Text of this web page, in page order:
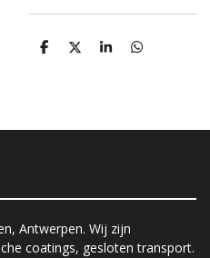
D
D
S
D
Antwerpen. Wij zijn
coatings, gesloten transport.